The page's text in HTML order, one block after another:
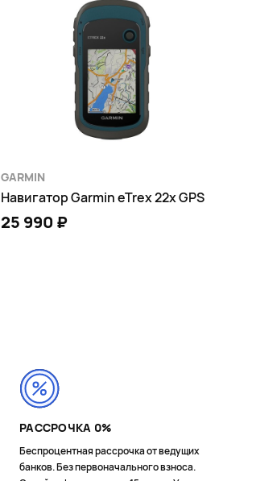
GARMIN
Навигатор Garmin eTrex 22x GPS
25 990 ₽
РАССРОЧКА 0%
Беспроцентная рассрочка от ведущих
банков. Без первоначального взноса.